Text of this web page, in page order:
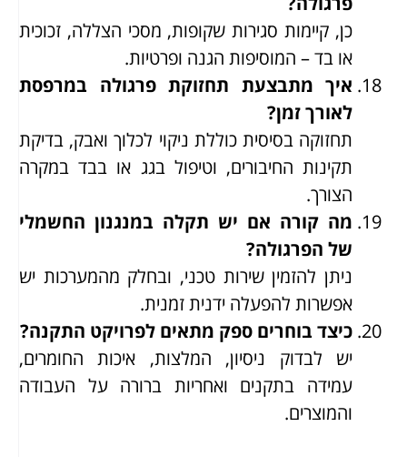
כן, קיימות סגירות שקופות, מסכי הצללה, זכוכית
או בד – המוסיפות הגנה ופרטיות.
איך מתבצעת תחזוקת פרגולה במרפסת
לאורך זמן?
תחזוקה בסיסית כוללת ניקוי לכלוך ואבק, בדיקת
תקינות החיבורים, וטיפול בגג או בבד במקרה
הצורך.
מה קורה אם יש תקלה במנגנון החשמלי
של הפרגולה?
ניתן להזמין שירות טכני, ובחלק מהמערכות יש
אפשרות להפעלה ידנית זמנית.
כיצד בוחרים ספק מתאים לפרויקט התקנה?
יש לבדוק ניסיון, המלצות, איכות החומרים,
עמידה בתקנים ואחריות ברורה על העבודה
והמוצרים.